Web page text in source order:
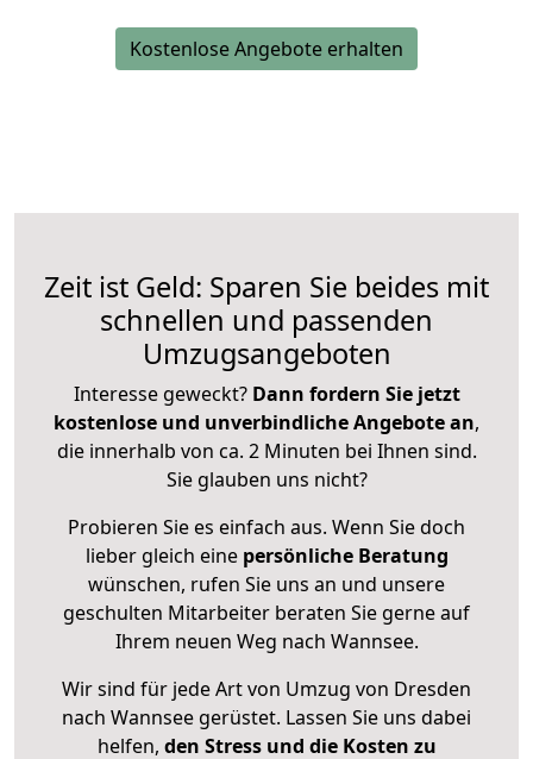
Kostenlose Angebote erhalten
Zeit ist Geld: Sparen Sie beides mit
schnellen und passenden
Umzugsangeboten
Interesse geweckt? Dann fordern Sie jetzt
kostenlose und unverbindliche Angebote an,
die innerhalb von ca. 2 Minuten bei Ihnen sind.
Sie glauben uns nicht?
Probieren Sie es einfach aus. Wenn Sie doch
lieber gleich eine persönliche Beratung
wünschen, rufen Sie uns an und unsere
geschulten Mitarbeiter beraten Sie gerne auf
Ihrem neuen Weg nach Wannsee.
Wir sind für jede Art von Umzug von Dresden
nach Wannsee gerüstet. Lassen Sie uns dabei
helfen, den Stress und die Kosten zu